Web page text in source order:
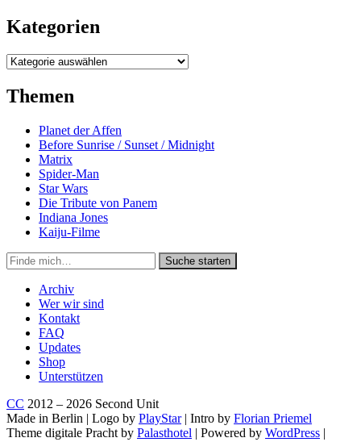
Kategorien
Kategorien
Themen
Planet der Affen
Before Sunrise / Sunset / Midnight
Matrix
Spider-Man
Star Wars
Die Tribute von Panem
Indiana Jones
Kaiju-Filme
Suche
in
https://secondunit-
podcast.de/
Suche starten
Archiv
Wer wir sind
Kontakt
FAQ
Updates
Shop
Unterstützen
CC 2012 – 2026 Second Unit
Made in Berlin | Logo by PlayStar| Intro by Florian Priemel
Theme digitale Pracht by Palasthotel | Powered by WordPress |